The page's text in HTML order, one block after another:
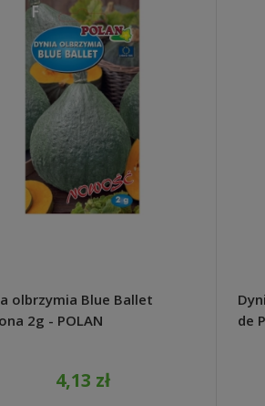
olbrzymia Blue Ballet
2g - POLAN
4,13 zł
de